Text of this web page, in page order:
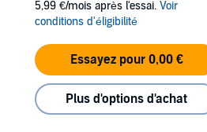
progression of fact and opinion, Perkins’s
Homo Deus
. He wanted to explore human
be human in a society scientifically
advancements may fundamentally
5,99 €/mois après l'essai. Voir
conditions d'éligibilité
Essayez pour 0,00 €
Plus d'options d'achat